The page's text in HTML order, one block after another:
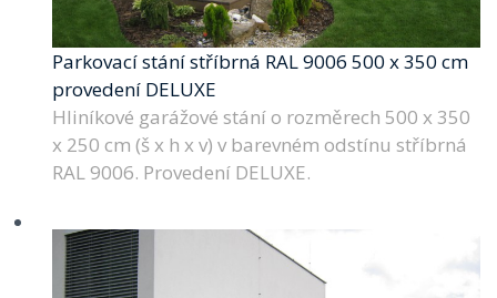
Parkovací stání stříbrná RAL 9006 500 x 350 cm
provedení DELUXE
Hliníkové garážové stání o rozměrech 500 x 350
x 250 cm (š x h x v) v barevném odstínu stříbrná
RAL 9006. Provedení DELUXE.